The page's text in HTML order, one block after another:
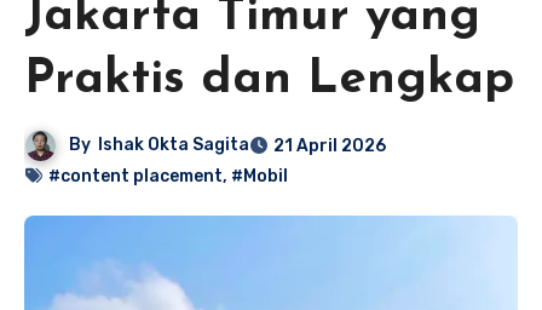
Jakarta Timur yang
Praktis dan Lengkap
By Ishak Okta Sagita
21 April 2026
#content placement, #Mobil